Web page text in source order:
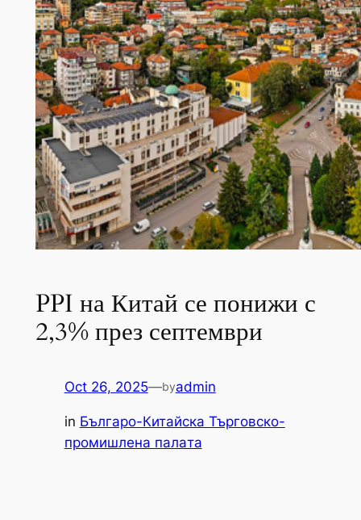
PPI на Китай се понижи с
2,3% през септември
Oct 26, 2025—byadmin
in Българо-Китайска Търговско-
промишлена палaта